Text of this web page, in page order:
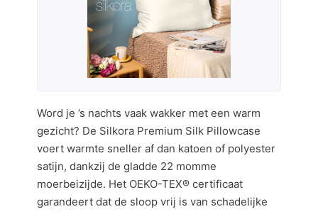
Word je ’s nachts vaak wakker met een warm
gezicht? De Silkora Premium Silk Pillowcase
voert warmte sneller af dan katoen of polyester
satijn, dankzij de gladde 22 momme
moerbeizijde. Het OEKO-TEX® certificaat
garandeert dat de sloop vrij is van schadelijke